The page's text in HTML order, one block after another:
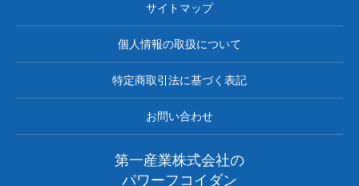
サイトマップ
個人情報の取扱について
特定商取引法に基づく表記
お問い合わせ
第一産業株式会社の
パワーフコイダン